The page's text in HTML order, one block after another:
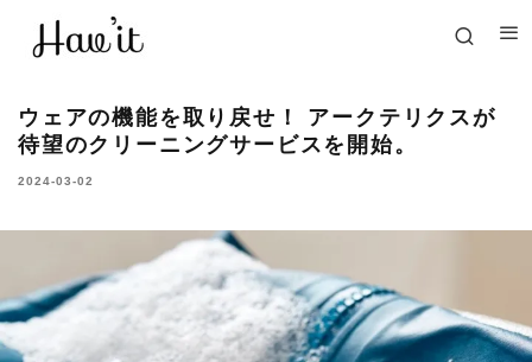
ウェアの機能を取り戻せ！ アークテリクスが
待望のクリーニングサービスを開始。
2024-03-02